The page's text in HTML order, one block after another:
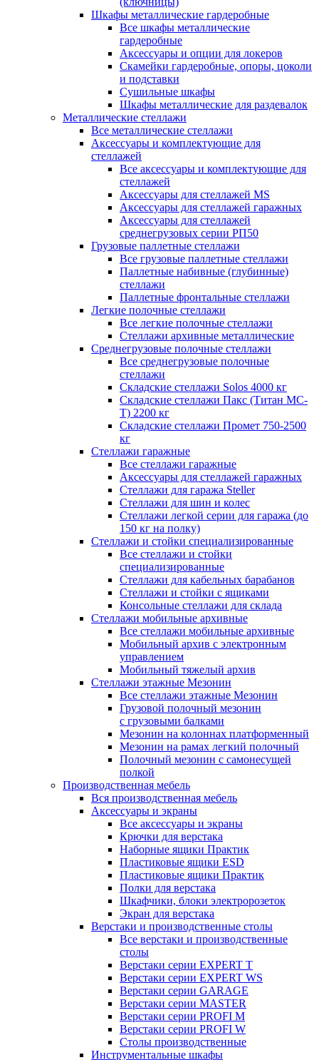
Шкафы металлические гардеробные
Все шкафы металлические
гардеробные
Аксессуары и опции для локеров
Скамейки гардеробные, опоры, цоколи
и подставки
Сушильные шкафы
Шкафы металлические для раздевалок
Металлические стеллажи
Все металлические стеллажи
Аксессуары и комплектующие для
стеллажей
Все аксессуары и комплектующие для
стеллажей
Аксессуары для стеллажей MS
Аксессуары для стеллажей гаражных
Аксессуары для стеллажей
среднегрузовых серии РП50
Грузовые паллетные стеллажи
Все грузовые паллетные стеллажи
Паллетные набивные (глубинные)
стеллажи
Паллетные фронтальные стеллажи
Легкие полочные стеллажи
Все легкие полочные стеллажи
Стеллажи архивные металлические
Среднегрузовые полочные стеллажи
Все среднегрузовые полочные
стеллажи
Складские стеллажи Solos 4000 кг
Складские стеллажи Пакс (Титан МС-
Т) 2200 кг
Складские стеллажи Промет 750-2500
кг
Стеллажи гаражные
Все стеллажи гаражные
Аксессуары для стеллажей гаражных
Стеллажи для гаража Steller
Стеллажи для шин и колес
Стеллажи легкой серии для гаража (до
150 кг на полку)
Стеллажи и стойки специализированные
Все стеллажи и стойки
специализированные
Стеллажи для кабельных барабанов
Стеллажи и стойки с ящиками
Консольные стеллажи для склада
Стеллажи мобильные архивные
Все стеллажи мобильные архивные
Мобильный архив с электронным
управлением
Мобильный тяжелый архив
Стеллажи этажные Мезонин
Все стеллажи этажные Мезонин
Грузовой полочный мезонин
с грузовыми балками
Мезонин на колоннах платформенный
Мезонин на рамах легкий полочный
Полочный мезонин с самонесущей
полкой
Производственная мебель
Вся производственная мебель
Аксессуары и экраны
Все аксессуары и экраны
Крючки для верстака
Наборные ящики Практик
Пластиковые ящики ESD
Пластиковые ящики Практик
Полки для верстака
Шкафчики, блоки электророзеток
Экран для верстака
Верстаки и производственные столы
Все верстаки и производственные
столы
Верстаки серии EXPERT T
Верстаки серии EXPERT WS
Верстаки серии GARAGE
Верстаки серии MASTER
Верстаки серии PROFI M
Верстаки серии PROFI W
Столы производственные
Инструментальные шкафы